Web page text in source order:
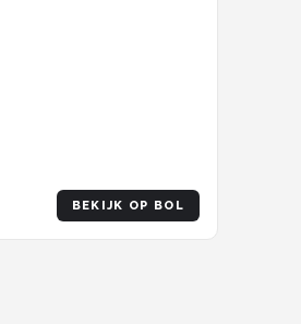
BEKIJK OP BOL